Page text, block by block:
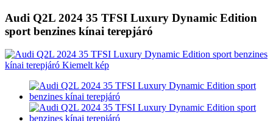
Audi Q2L 2024 35 TFSI Luxury Dynamic Edition
sport benzines kínai terepjáró